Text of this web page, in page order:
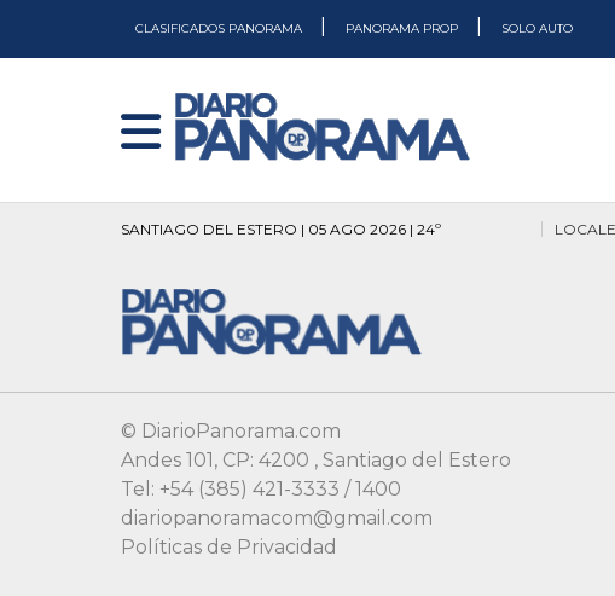
CLASIFICADOS PANORAMA PANORAMA PROP SOLO AUTO
SANTIAGO DEL ESTERO | 05 AGO 2026 | 24º
© DiarioPanorama.com
Andes 101, CP: 4200 , Santiago del Estero
Tel: +54 (385) 421-3333 / 1400
diariopanoramacom@gmail.com
Políticas de Privacidad